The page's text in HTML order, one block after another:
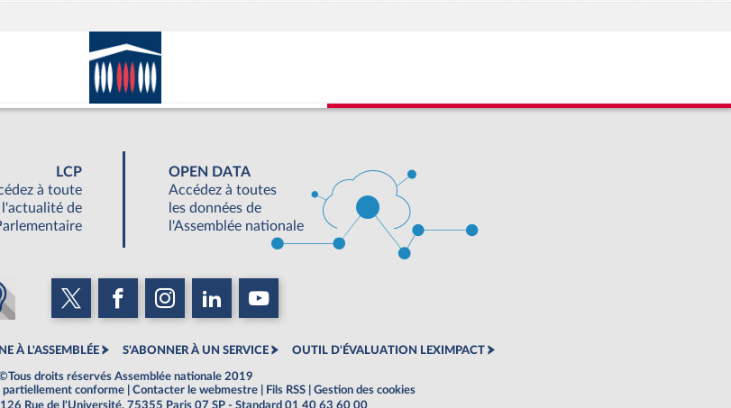
LCP
à toute
l'actualité de
OPEN DATA
Accédez à toutes
les données de
l'Assemblée nationale
À L'ASSEMBLÉE S'ABONNER À UN SERVICE OUTIL D'ÉVALUATION LEXIMPACT
droits réservés Assemblée nationale 2019
partiellement conforme Contacter le webmestre Fils RSS
Gestion des cookies
Rue de l'Université, 75355 Paris 07 SP - Standard 01 40 63 60 00